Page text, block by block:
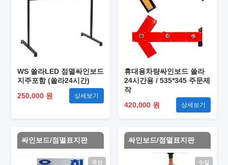
WS 쏠라LED 점멸싸인보드
지주포함 (쏠라24시간)
250,000 원
상세보기
휴대용차량싸인보드 쏠라
24시간용 / 535*345 주문제
작
420,000 원
상세보기
싸인보드/점멸표지판
국산
싸인보드/점멸표지판
수입